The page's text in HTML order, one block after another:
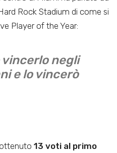
Rock Stadium di come si
Player of the Year:
negli
e lo vincerò
13 voti al primo